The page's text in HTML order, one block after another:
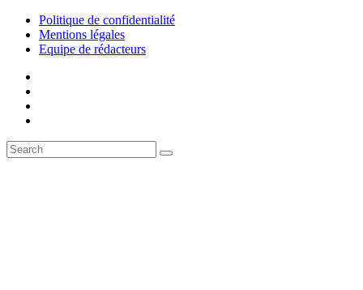
Politique de confidentialité
Mentions légales
Equipe de rédacteurs